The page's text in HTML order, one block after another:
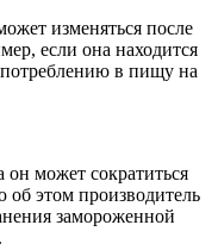
изменяться после
если она находится
в пищу на
он может сократиться
этом производитель
замороженной